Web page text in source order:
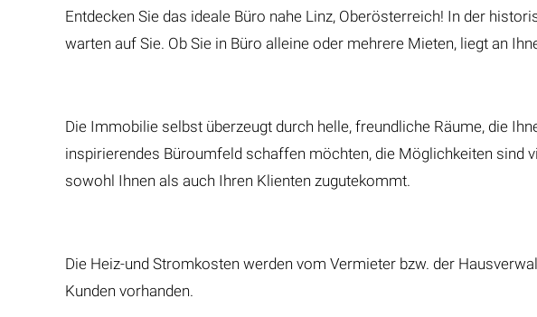
Entdecken Sie das ideale Büro nahe Linz, Oberösterreich! In der
warten auf Sie. Ob Sie in Büro alleine oder mehrere Mieten, liegt an
Die Immobilie selbst überzeugt durch helle, freundliche Räume, die
inspirierendes Büroumfeld schaffen möchten, die Möglichkeiten sind
sowohl Ihnen als auch Ihren Klienten zugutekommt.
Die Heiz-und Stromkosten werden vom Vermieter bzw. der
Kunden vorhanden.